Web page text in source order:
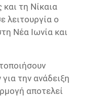
τη Νίκαια
λειτουργία ο
Νέα Ιωνία και
την ανάδειξη
αποτελεί